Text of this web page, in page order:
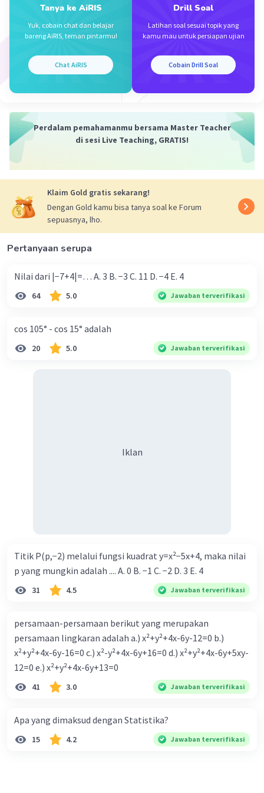
Level 60
28 April 2024 09:01
Jawaban terverifikasi
Jawabannya adalah E. 10.920
U = 100 + 20(28)
= 100 + 560
U1
= 100 + 20
= 120
Sn = n/2 × (a + Un)
S28= 28/2 × (120 + 660)
= 14 × 780
Beri Rating Balas
Tanya ke AiRIS
Yuk, cobain chat dan belajar
bareng AiRIS, teman pintarmu!
Chat AiRIS
Drill Soal
Latihan soal sesuai topik yang
kamu mau untuk persiapan ujian
Cobain Drill Soal
Perdalam pemahamanmu bersama Master Teacher
di sesi Live Teaching, GRATIS!
Klaim Gold gratis sekarang!
Dengan Gold kamu bisa tanya soal ke Forum
sepuasnya, lho.
Pertanyaan serupa
Nilai dari |−7+4|=… A. 3 B. −3 C. 11 D. −4 E. 4
64 5.0 Jawaban terverifikasi
cos 105° - cos 15° adalah
20 5.0 Jawaban terverifikasi
Iklan
Titik P(p,−2) melalui fungsi kuadrat y=x²−5x+4, maka nilai
p yang mungkin adalah .... A. 0 B. −1 C. −2 D. 3 E. 4
31 4.5 Jawaban terverifikasi
persamaan-persamaan berikut yang merupakan
persamaan lingkaran adalah a.) x²+y²+4x-6y-12=0 b.)
x²+y²+4x-6y-16=0 c.) x²-y²+4x-6y+16=0 d.) x²+y²+4x-6y+5xy-
12=0 e.) x²+y²+4x-6y+13=0
41 3.0 Jawaban terverifikasi
Apa yang dimaksud dengan Statistika?
15 4.2 Jawaban terverifikasi